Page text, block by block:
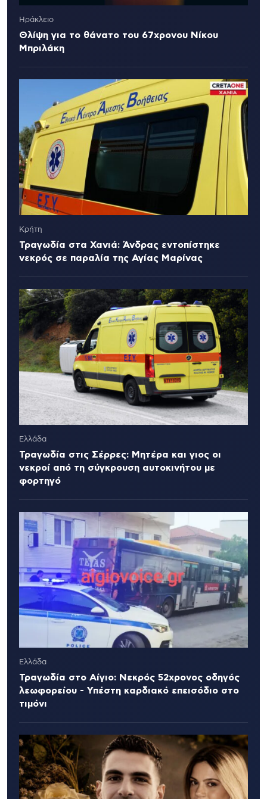
Ηράκλειο
Θλίψη για το θάνατο του 67χρονου Νίκου
Μπριλάκη
Κρήτη
Τραγωδία στα Χανιά: Άνδρας εντοπίστηκε
νεκρός σε παραλία της Αγίας Μαρίνας
Ελλάδα
Τραγωδία στις Σέρρες: Μητέρα και γιος οι
νεκροί από τη σύγκρουση αυτοκινήτου με
φορτηγό
Ελλάδα
Τραγωδία στο Αίγιο: Νεκρός 52χρονος οδηγός
λεωφορείου - Υπέστη καρδιακό επεισόδιο στο
τιμόνι